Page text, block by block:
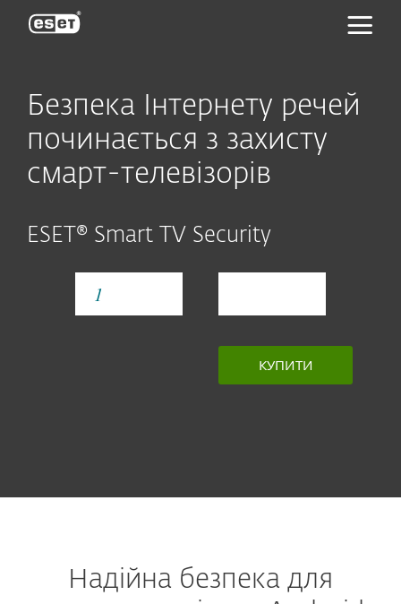
Безпека Інтернету речей
починається з захисту
смарт-телевізорів
ESET® Smart TV Security
КУПИТИ
Надійна безпека для
ESET